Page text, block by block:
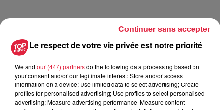
À découvrir également
Le respect de votre vie privée est notre priorité
We and our (447) partnersdo the following data processing based on
your consent and/or our legitimate interest: Store and/or access
information on a device; Use limited data to select advertising; Create
profiles for personalised advertising; Use profiles to select personalised
advertising; Measure advertising performance; Measure content
Continuer sans accepter